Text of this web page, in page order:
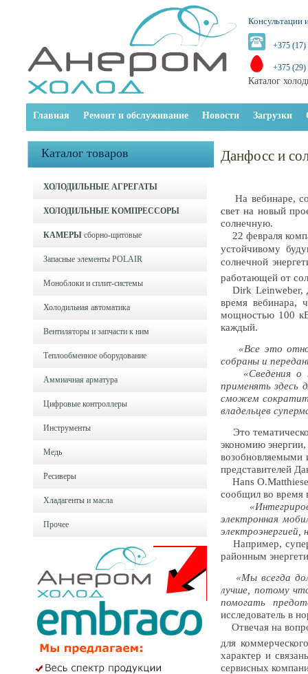
Консультации
+375 (17)
+375 (29)
Каталог
Главная Ремонт и обслуживание Новости Загрузки
Каталог товаров
ХОЛОДИЛЬНЫЕ АГРЕГАТЫ
ХОЛОДИЛЬНЫЕ КОМПРЕССОРЫ
КАМЕРЫ сборно-щитовые
Запасные элементы POLAIR
Моноблоки и cплит-системы
Холодильная автоматика
Вентиляторы и запчасти к ним
Теплообменное оборудование
Аммиачная арматура
Цифровые контроллеры
Инструменты
Медь
Ресиверы
Хладагенты и масла
Прочее
Данфосс и
На вебинаре,
свет на новый
солнечную.
22 февраля
устойчивому
солнечной
работающей от
Dirk Leinweber,
время вебинара,
мощностью 100
каждый.
«Все это
собраны и
«Сведения
применять здесь
сможем
владельцев
Это
экономию
возобновляемыми
представителей
Hans
сообщил во время
электронная
Например,
районным
«Мы всегда
лучше, потому
помогать
исследователь в
Отвечая на
для
характер и
сервисных